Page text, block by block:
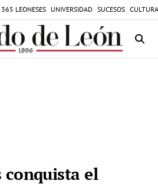
365 LEONESES UNIVERSIDAD SUCESOS
conquista el